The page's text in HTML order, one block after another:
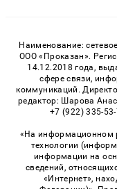
Наименование:
ООО «Проказан».
14.12.2018 года,
сфере связи,
коммуникаций.
редактор: Шарова
+7 (922) 335-
«На информационном
технологии
информации на
сведений,
«Интернет»,